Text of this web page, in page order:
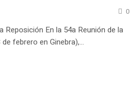
0
Reposición En la 54a Reunión de la
febrero en Ginebra),...